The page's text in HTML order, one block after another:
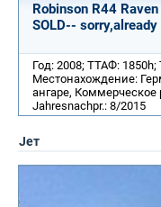
Robinson R44
SOLD--
Год: 2008; ТТАФ: 1850h;
Местонахождение:
ангаре, Коммерческое
Jahresnachpr.: 8/2015
Jет